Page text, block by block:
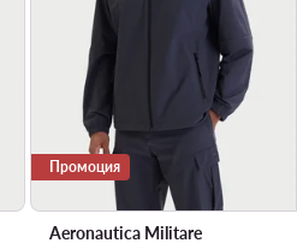
Промоция
Aeronautica Militare